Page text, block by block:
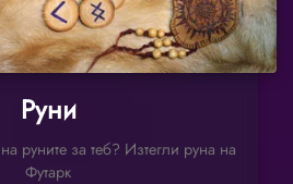
Руни
руните за теб? Изтегли руна на
Футарк